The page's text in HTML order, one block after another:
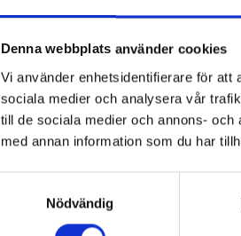
Denna webbplats använder cookies
Vi använder enhetsidentifierare för att
sociala medier och analysera vår
till de sociala medier och annons-
med annan information som du har
Nödvändig